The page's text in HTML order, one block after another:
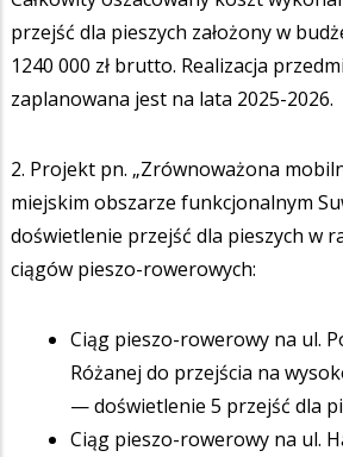
przejść dla pieszych założony w
1240 000 zł brutto. Realizacja
zaplanowana jest na lata 2025-2026.
2. Projekt pn. „Zrównoważona
miejskim obszarze funkcjonalnym
doświetlenie przejść dla pieszych w
ciągów pieszo-rowerowych:
Ciąg pieszo-rowerowy na ul.
Różanej do przejścia na
— doświetlenie 5 przejść dla
Ciąg pieszo-rowerowy na ul.